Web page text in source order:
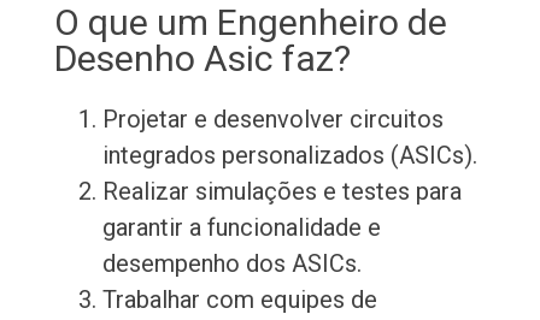
O que um Engenheiro de
Desenho Asic faz?
Projetar e desenvolver circuitos
integrados personalizados (ASICs).
Realizar simulações e testes para
garantir a funcionalidade e
desempenho dos ASICs.
Trabalhar com equipes de